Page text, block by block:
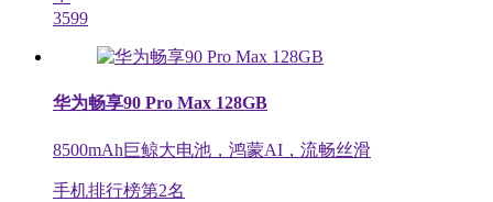
3599
华为畅享90 Pro Max 128GB
8500mAh巨鲸大电池，鸿蒙AI，流畅丝滑
手机排行榜第2名